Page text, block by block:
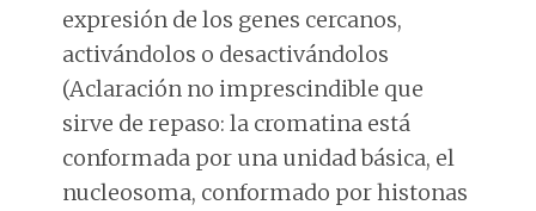
expresión de los genes cercanos,
activándolos o desactivándolos
(Aclaración no imprescindible que
sirve de repaso: la cromatina está
conformada por una unidad básica, el
nucleosoma, conformado por histonas